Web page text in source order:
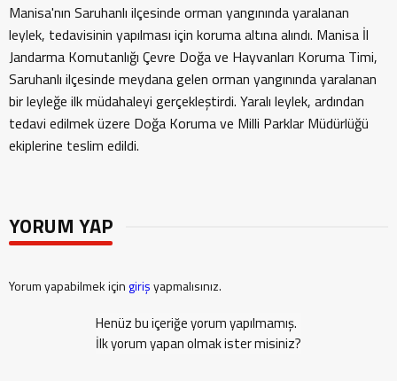
Manisa'nın Saruhanlı ilçesinde orman yangınında yaralanan
leylek, tedavisinin yapılması için koruma altına alındı. Manisa İl
Jandarma Komutanlığı Çevre Doğa ve Hayvanları Koruma Timi,
Saruhanlı ilçesinde meydana gelen orman yangınında yaralanan
bir leyleğe ilk müdahaleyi gerçekleştirdi. Yaralı leylek, ardından
tedavi edilmek üzere Doğa Koruma ve Milli Parklar Müdürlüğü
ekiplerine teslim edildi.
YORUM YAP
Yorum yapabilmek içingirişyapmalısınız.
Henüz bu içeriğe yorum yapılmamış.
İlk yorum yapan olmak ister misiniz?